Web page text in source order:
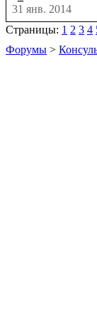
31 янв. 2014
Страницы: 1 2 3 4
Форумы >